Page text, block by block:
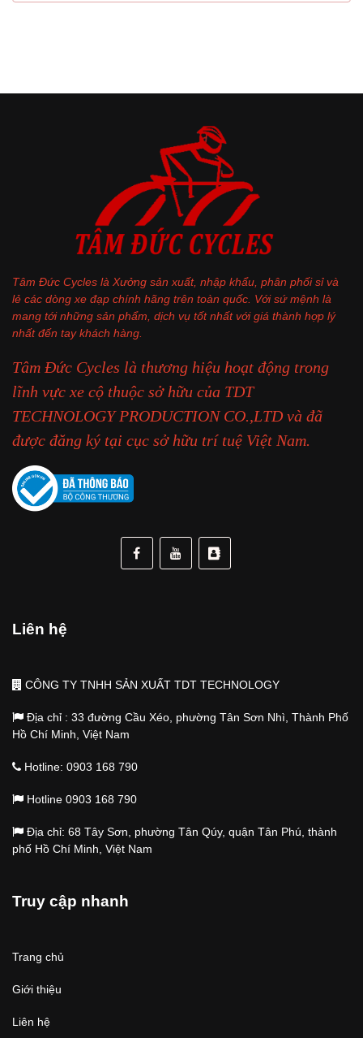
Tâm Đức Cycles là Xưởng sản xuất, nhập khẩu, phân phối sỉ và
lẻ các dòng xe đạp chính hãng trên toàn quốc. Với sứ mệnh là
mang tới những sản phẩm, dịch vụ tốt nhất với giá thành hợp lý
nhất đến tay khách hàng.
Tâm Đức Cycles là thương hiệu hoạt động trong
lĩnh vực xe cộ thuộc sở hữu của TDT
TECHNOLOGY PRODUCTION CO.,LTD và đã
được đăng ký tại cục sở hữu trí tuệ Việt Nam.
Liên hệ
CÔNG TY TNHH SẢN XUẤT TDT TECHNOLOGY
Địa chỉ : 33 đường Cầu Xéo, phường Tân Sơn Nhì, Thành Phố
Hồ Chí Minh, Việt Nam
Hotline: 0903 168 790
Hotline 0903 168 790
Địa chỉ: 68 Tây Sơn, phường Tân Qúy, quận Tân Phú, thành
phố Hồ Chí Minh, Việt Nam
Truy cập nhanh
Trang chủ
Giới thiệu
Liên hệ